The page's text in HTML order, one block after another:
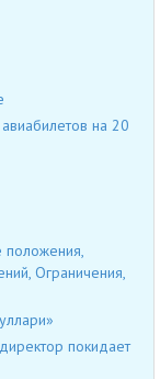
на 20
положения,
Ограничения,
покидает